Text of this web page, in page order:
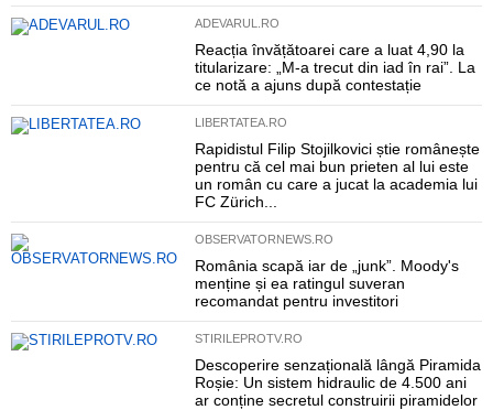
ADEVARUL.RO
Reacția învățătoarei care a luat 4,90 la
titularizare: „M-a trecut din iad în rai”. La
ce notă a ajuns după contestație
LIBERTATEA.RO
Rapidistul Filip Stojilkovici știe românește
pentru că cel mai bun prieten al lui este
un român cu care a jucat la academia lui
FC Zürich...
OBSERVATORNEWS.RO
România scapă iar de „junk”. Moody's
menține și ea ratingul suveran
recomandat pentru investitori
STIRILEPROTV.RO
Descoperire senzațională lângă Piramida
Roșie: Un sistem hidraulic de 4.500 ani
ar conține secretul construirii piramidelor